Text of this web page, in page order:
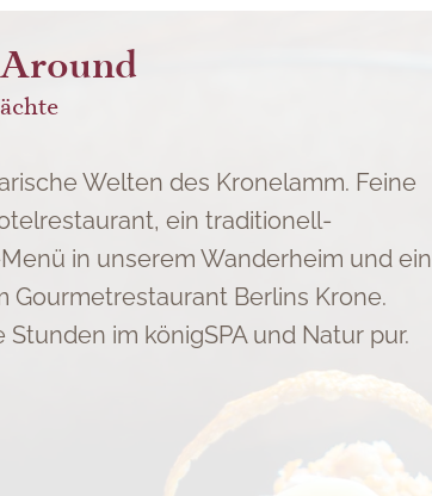
Welten des Kronelamm. Feine
ein traditionell-
in unserem Wanderheim und ein
Gourmetrestaurant Berlins Krone.
im königSPA und Natur pur.